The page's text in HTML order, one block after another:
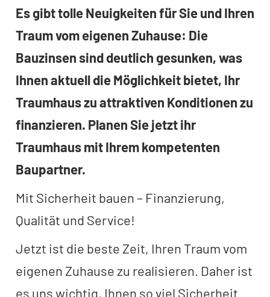
Es gibt tolle Neuigkeiten für Sie und Ihren
Traum vom eigenen Zuhause: Die
Bauzinsen sind deutlich gesunken, was
Ihnen aktuell die Möglichkeit bietet, Ihr
Traumhaus zu attraktiven Konditionen zu
finanzieren. Planen Sie jetzt ihr
Traumhaus mit Ihrem kompetenten
Baupartner.
Mit Sicherheit bauen – Finanzierung,
Qualität und Service!
Jetzt ist die beste Zeit, Ihren Traum vom
eigenen Zuhause zu realisieren. Daher ist
es uns wichtig, Ihnen so viel Sicherheit